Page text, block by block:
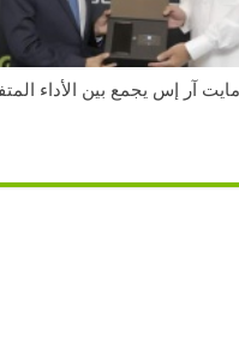
آر إس يجمع بين الأداء